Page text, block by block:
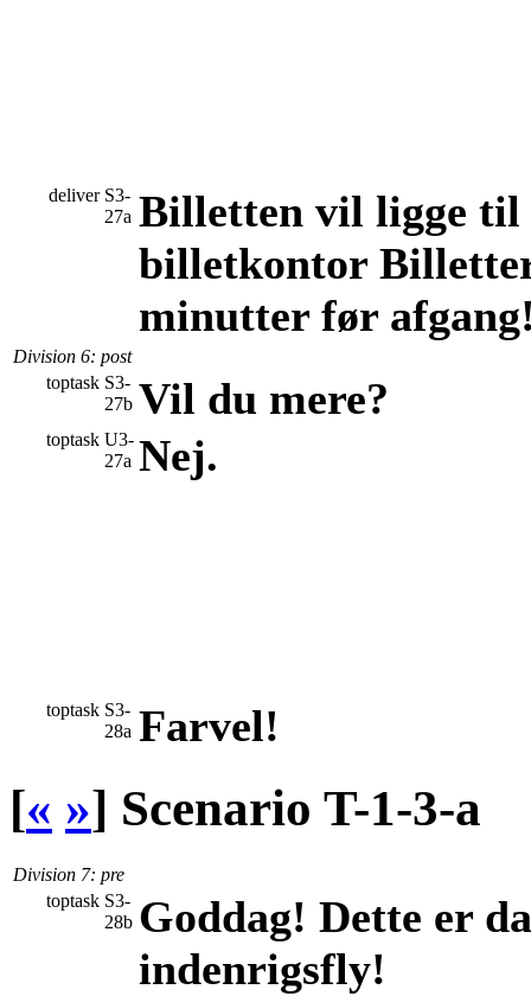
deliver S3-
27a Billetten vil ligge til
billetkontor Billetter
minutter før
Division 6: post
toptask S3-
27b Vil du mere?
toptask U3-
27a Nej.
toptask S3-
28a Farvel!
[« »] Scenario T-1-3-a
Division 7: pre
toptask S3-
28b Goddag! Dette er
indenrigsfly!